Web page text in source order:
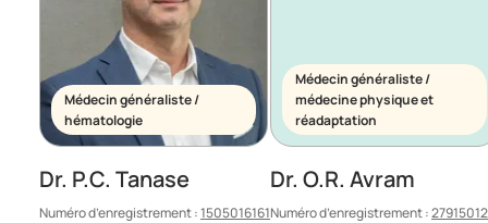
Médecin généraliste /
hématologie
Dr. P.C. Tanase
Numéro d’enregistrement :1505016161
Médecin généraliste /
médecine physique et
réadaptation
Dr. O.R. Avram
Numéro d’enregistrement :